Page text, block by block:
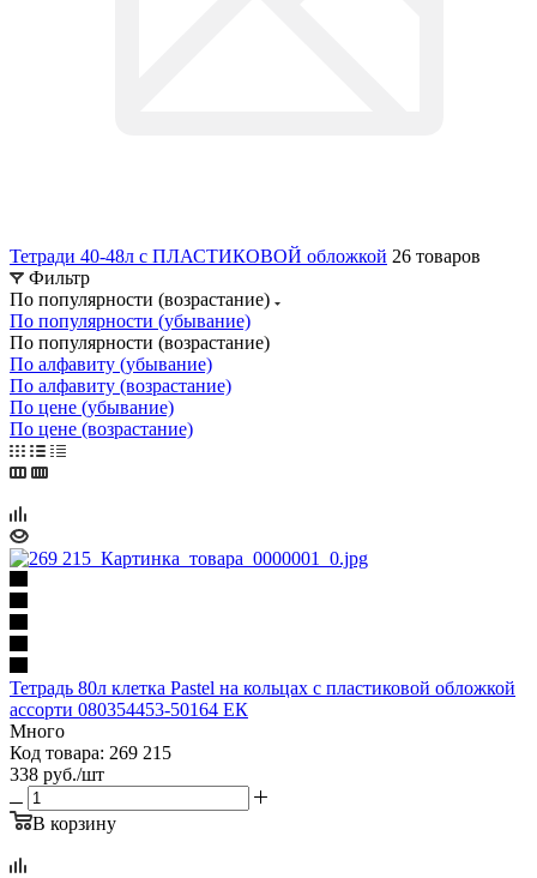
Тетради 40-48л с ПЛАСТИКОВОЙ обложкой 26 товаров
Фильтр
По популярности (возрастание)
По популярности (убывание)
По популярности (возрастание)
По алфавиту (убывание)
По алфавиту (возрастание)
По цене (убывание)
По цене (возрастание)
Тетрадь 80л клетка Pastel на кольцах с пластиковой обложкой
ассорти 080354453-50164 ЕК
Много
Код товара: 269 215
338 руб./шт
В корзину